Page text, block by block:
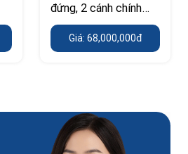
đứng, 2 cánh chính
hãng
Giá: 68,000,000đ